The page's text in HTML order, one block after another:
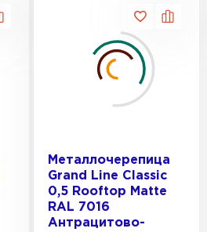
Металлочерепица
Grand Line Classic
0,5 Rooftop Matte
RAL 7016
Антрацитово-